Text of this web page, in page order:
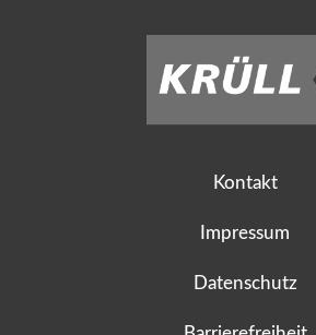
Kontakt
Impressum
Datenschutz